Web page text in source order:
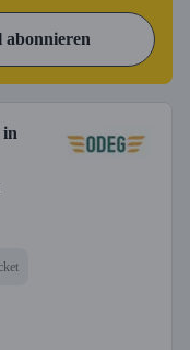
abonnieren